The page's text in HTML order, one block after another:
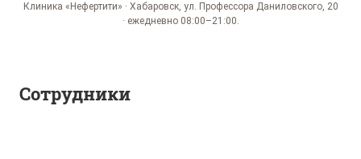
Клиника «Нефертити» · Хабаровск, ул. Профессора Даниловского, 20
· ежедневно 08:00–21:00.
Сотрудники